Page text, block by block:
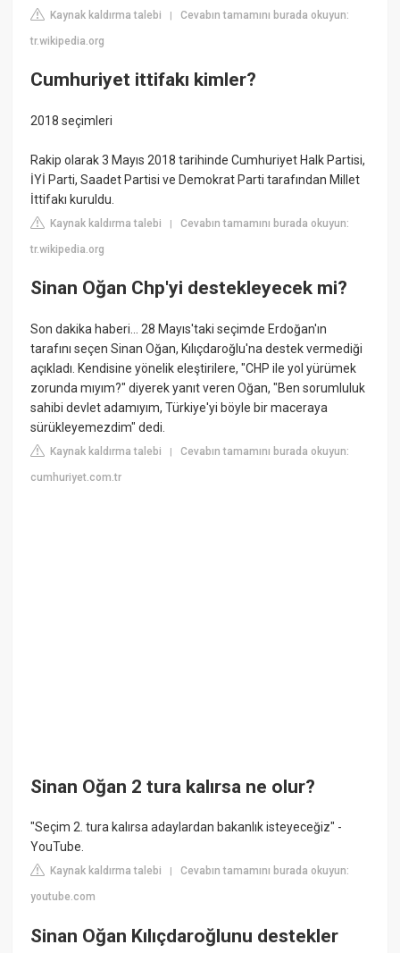
Kaynak kaldırma talebi |Cevabın tamamını burada okuyun:
tr.wikipedia.org
Cumhuriyet ittifakı kimler?
2018 seçimleri
Rakip olarak 3 Mayıs 2018 tarihinde Cumhuriyet Halk Partisi,
İYİ Parti, Saadet Partisi ve Demokrat Parti tarafından Millet
İttifakı kuruldu.
Kaynak kaldırma talebi |Cevabın tamamını burada okuyun:
tr.wikipedia.org
Sinan Oğan Chp'yi destekleyecek mi?
Son dakika haberi... 28 Mayıs'taki seçimde Erdoğan'ın
tarafını seçen Sinan Oğan, Kılıçdaroğlu'na destek vermediği
açıkladı. Kendisine yönelik eleştirilere, "CHP ile yol yürümek
zorunda mıyım?" diyerek yanıt veren Oğan, "Ben sorumluluk
sahibi devlet adamıyım, Türkiye'yi böyle bir maceraya
sürükleyemezdim" dedi.
Kaynak kaldırma talebi |Cevabın tamamını burada okuyun:
cumhuriyet.com.tr
Sinan Oğan 2 tura kalırsa ne olur?
"Seçim 2. tura kalırsa adaylardan bakanlık isteyeceğiz" -
YouTube.
Kaynak kaldırma talebi |Cevabın tamamını burada okuyun:
youtube.com
Sinan Oğan Kılıçdaroğlunu destekler